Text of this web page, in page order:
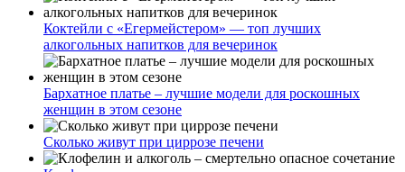
Коктейли с «Егермейстером» — топ лучших
алкогольных напитков для вечеринок
Бархатное платье – лучшие модели для роскошных
женщин в этом сезоне
Сколько живут при циррозе печени